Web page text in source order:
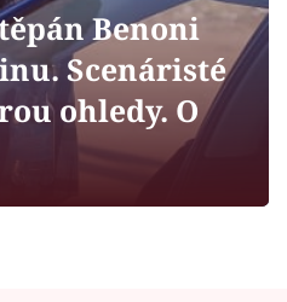
Vary
Benoni
Scenáristé
ohledy. O